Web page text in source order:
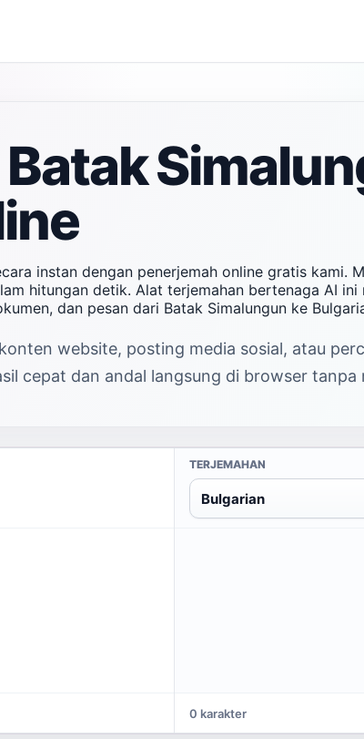
instan dengan penerjemah online gratis kami.
hitungan detik. Alat terjemahan bertenaga AI
dan pesan dari Batak Simalungun ke
website, posting media sosial, atau
cepat dan andal langsung di browser tanpa
TERJEMAHAN
Bulgarian
0 karakter